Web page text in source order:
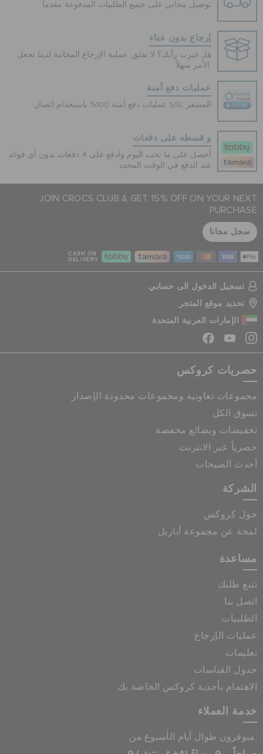
توصيل مجاني على جميع الطلبيات المدفوعة مقدما
إرجاع بدون عناء
هل غيرت رأيك؟ لا تقلق. عملية الإرجاع المجانية لدينا تجعل
الأمر سهلاً.
عمليات دفع آمنة
عمليات دفع آمنة 100% باستخدام اتصال SSL المشفر
و قسطه على دفعات
أحصل على ما تحب اليوم وادفع على 4 دفعات بدون أي فوائد
عند الدفع في الوقت المحدد
JOIN CROCS CLUB & GET 15% OFF ON YOUR NEXT
PURCHASE
سجل مجانا
CASH ON
DELIVERY
تسجيل الدخول الى حسابي
تحديد موقع المتجر
الإمارات العربية المتحدة
حصريات كروكس
مجموعات تعاونية ومجموعات محدودة الإصدار
تسوق الكل
تخفيضات وبضائع مخفضة
حصرياً عبر الانترنت
أحدث الصيحات
الشركة
حول كروكس
لمحة عن مجموعة أباريل
مساعدة
تتبع طلبك
اتصل بنا
الطلبيات
عمليات الإرجاع
تعليمات
جدول القياسات
الاهتمام بأحذية كروكس الخاصة بك
خدمة العملاء
متوفرون طوال أيام الأسبوع من: